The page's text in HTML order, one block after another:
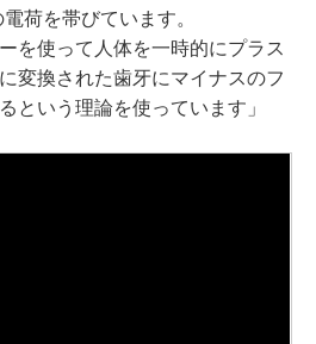
荷を帯びています。
を使って人体を一時的にプラス
変換された歯牙にマイナスのフ
という理論を使っています」